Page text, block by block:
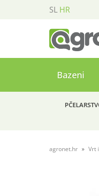
SL HR
Bazeni
agronet.hr Vrt